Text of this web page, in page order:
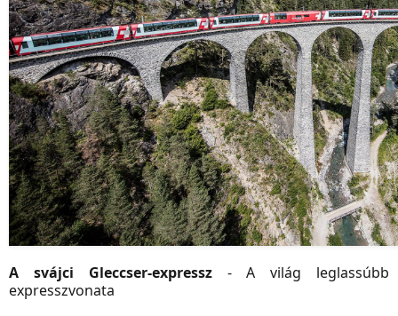
A svájci Gleccser-expressz- A világ leglassúbb
expresszvonata